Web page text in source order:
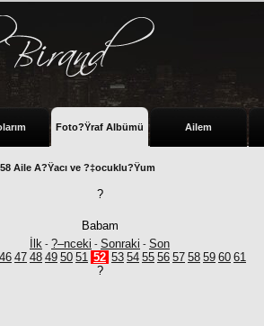
Foto?Ÿraf Albümü Ailem
Aile A?Ÿacı ve ?‡ocuklu?Ÿum
?
Babam
İlk - ?–nceki - Sonraki - Son
46 47 48 49 50 51 52 53 54 55 56 57 58 59 60 61
?